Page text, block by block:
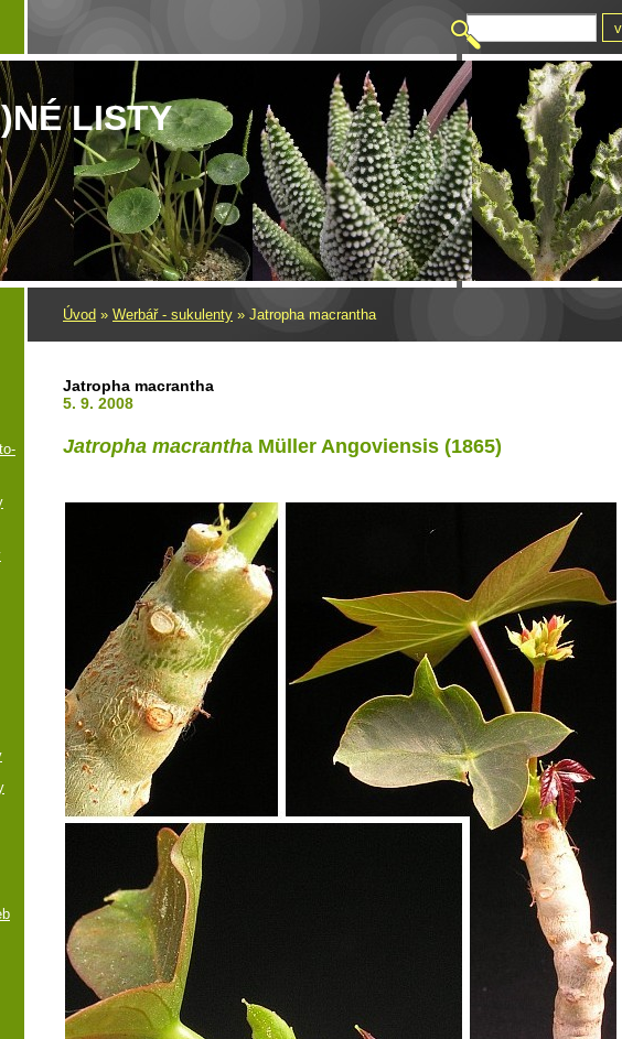
LISTY
Úvod » Werbář - sukulenty » Jatropha macrantha
Jatropha macrantha
5. 9. 2008
Jatropha macrantha Müller Angoviensis (1865)